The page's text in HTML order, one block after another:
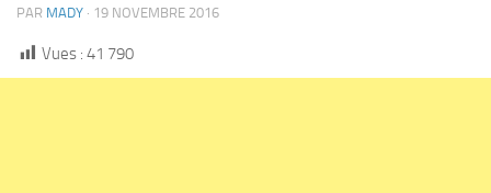
PAR MADY · 19 NOVEMBRE 2016
Vues : 41 790